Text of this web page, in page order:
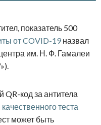
показатель 500
от COVID-19 назвал
им. Н. Ф. Гамалеи
код за антитела
качественного теста
может быть